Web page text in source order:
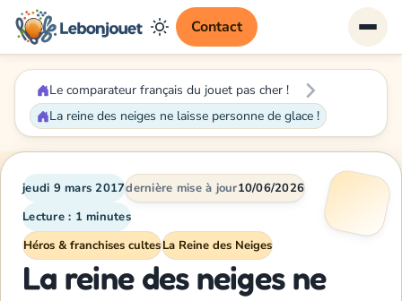
Contact
Le comparateur français du jouet pas cher !
La reine des neiges ne laisse personne de glace !
jeudi 9 mars 2017dernière mise à jour10/06/2026
Lecture : 1 minutes
Héros & franchises cultesLa Reine des Neiges
La reine des neiges ne